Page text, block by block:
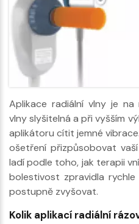
Aplikace radiální vlny je
vlny slyšitelná a při vyšším
aplikátoru cítit jemné
ošetření přizpůsobovat
ladí podle toho, jak terapii
bolestivost zpravidla
postupně zvyšovat.
Kolik aplikací radiální